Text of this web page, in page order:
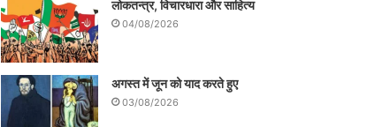
लोकतन्त्र, विचारधारा और साहित्य
04/08/2026
अगस्त में जून को याद करते हुए
03/08/2026